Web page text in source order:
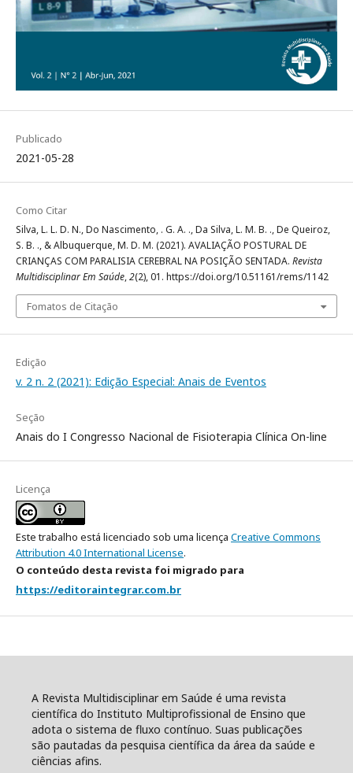
Publicado
2021-05-28
Como Citar
Silva, L. L. D. N., Do Nascimento, . G. A. ., Da Silva, L. M. B. ., De Queiroz,
S. B. ., & Albuquerque, M. D. M. (2021). AVALIAÇÃO POSTURAL DE
CRIANÇAS COM PARALISIA CEREBRAL NA POSIÇÃO SENTADA. Revista
Multidisciplinar Em Saúde,2(2), 01. https://doi.org/10.51161/rems/1142
Fomatos de Citação
Edição
v. 2 n. 2 (2021): Edição Especial: Anais de Eventos
Seção
Anais do I Congresso Nacional de Fisioterapia Clínica On-line
Licença
Este trabalho está licenciado sob uma licença Creative Commons
Attribution 4.0 International License.
O conteúdo desta revista foi migrado para
https://editoraintegrar.com.br
A Revista Multidisciplinar em Saúde é uma revista
científica do Instituto Multiprofissional de Ensino que
adota o sistema de fluxo contínuo. Suas publicações
são pautadas da pesquisa científica da área da saúde e
ciências afins.